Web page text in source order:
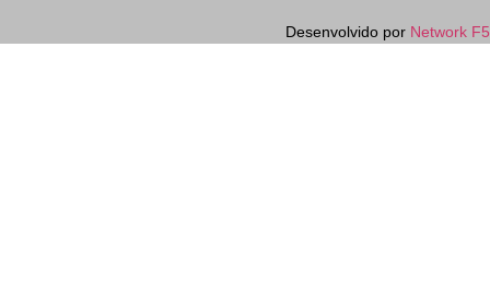
Desenvolvido por Network F5